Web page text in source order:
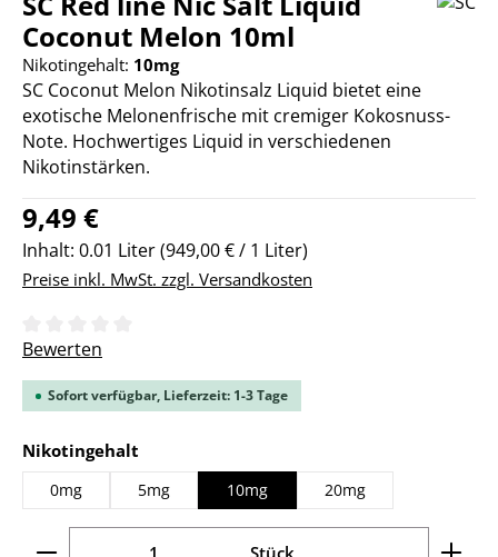
Coconut Melon 10ml
Nikotingehalt: 10mg
SC Coconut Melon Nikotinsalz Liquid bietet eine
exotische Melonenfrische mit cremiger Kokosnuss-
Note. Hochwertiges Liquid in verschiedenen
Nikotinstärken.
Regulärer Preis:
9,49 €
Inhalt: 0.01 Liter(949,00 € / 1 Liter)
Preise inkl. MwSt. zzgl. Versandkosten
Durchschnittliche Bewertung von 0 von 5 Sternen
Bewerten
Sofort verfügbar, Lieferzeit: 1-3 Tage
Nikotingehalt
0mg 5mg 10mg 20mg
Produkt Anzahl: Gib den gewünschten Wert ein
Stück